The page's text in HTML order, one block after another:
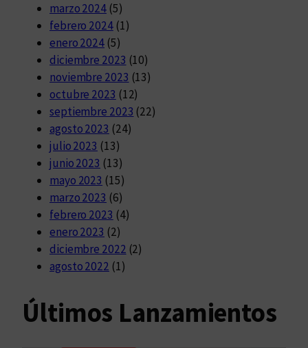
marzo 2024 (5)
febrero 2024(1)
enero 2024 (5)
diciembre 2023 (10)
noviembre 2023 (13)
octubre 2023 (12)
septiembre 2023 (22)
agosto 2023 (24)
julio 2023 (13)
junio 2023 (13)
mayo 2023 (15)
marzo 2023 (6)
febrero 2023 (4)
enero 2023 (2)
diciembre 2022 (2)
agosto 2022 (1)
Últimos Lanzamientos